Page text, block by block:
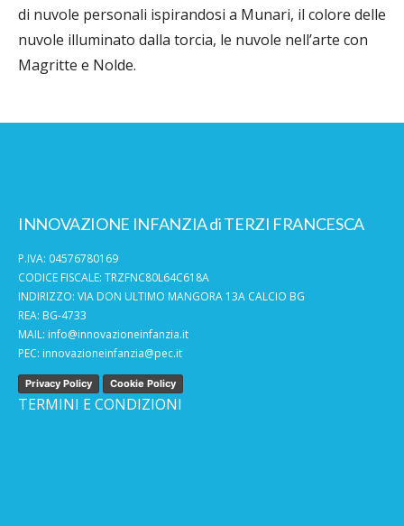
di nuvole personali ispirandosi a Munari, il colore delle
nuvole illuminato dalla torcia, le nuvole nell’arte con
Magritte e Nolde.
INNOVAZIONE INFANZIA di TERZI FRANCESCA
P.IVA: 04576780169
CODICE FISCALE: TRZFNC80L64C618A
INDIRIZZO: VIA DON ULTIMO MANGORA 13A CALCIO BG
REA: BG-4733
MAIL: info@innovazioneinfanzia.it
PEC: innovazioneinfanzia@pec.it
Privacy Policy Cookie Policy
TERMINI E CONDIZIONI